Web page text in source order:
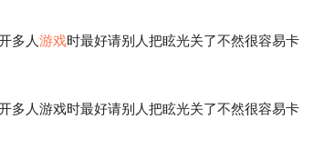
多人游戏时最好请别人把眩光关了不然很容易卡
人游戏时最好请别人把眩光关了不然很容易卡